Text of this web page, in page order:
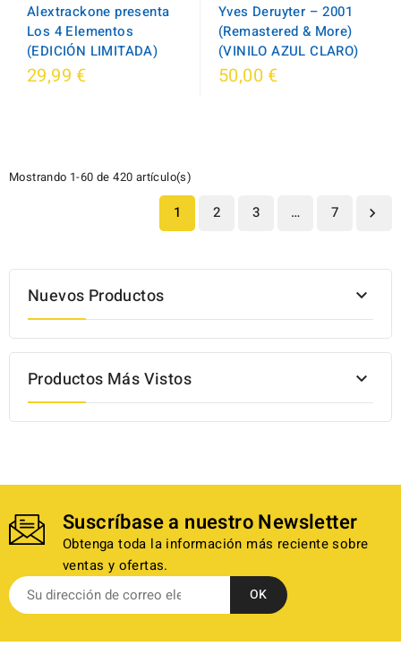
Alextrackone presenta
Los 4 Elementos
(EDICIÓN LIMITADA)
29,99 €
Yves Deruyter ‎– 2001
(Remastered & More)
(VINILO AZUL CLARO)
50,00 €
Mostrando 1-60 de 420 artículo(s)
1 2 3 … 7 
Nuevos Productos 
Productos Más Vistos 
Suscríbase a nuestro Newsletter
Obtenga toda la información más reciente sobre
ventas y ofertas.